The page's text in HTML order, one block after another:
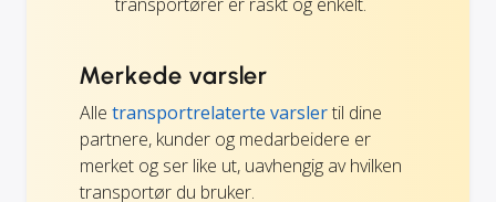
Merkede varsler
Alle transportrelaterte varslertil dine
partnere, kunder og medarbeidere er
merket og ser like ut, uavhengig av hvilken
transportør du bruker.